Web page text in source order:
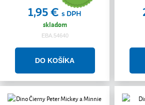
1,95 € s DPH
skladom
EBA.54640